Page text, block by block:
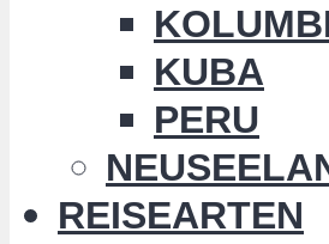
KUBA
PERU
REISEARTEN